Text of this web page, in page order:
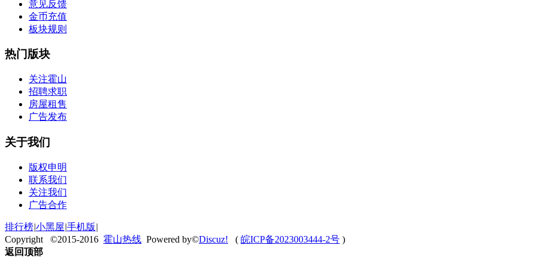
意见反馈
金币充值
板块规则
热门版块
关注霍山
招聘求职
房屋租售
广告发布
关于我们
版权申明
联系我们
关注我们
广告合作
排行榜|小黑屋|手机版 |
Copyright ©2015-2016 霍山热线 Powered by©Discuz! ( 皖ICP备2023003444-2号 )
返回顶部